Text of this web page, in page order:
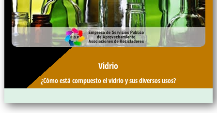
Vidrio
¿Cómo está compuesto el vidrio y sus diversos usos?